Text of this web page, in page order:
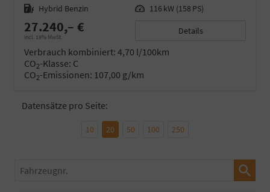
Kraftstoff Hybrid Benzin Leistung 116 kW (158 PS)
27.240,– €
incl. 19% MwSt.
Details
Verbrauch kombiniert: 4,70 l/100km
CO2-Klasse: C
CO2-Emissionen: 107,00 g/km
Datensätze pro Seite:
10 20 50 100 250
Fahrzeugnr.